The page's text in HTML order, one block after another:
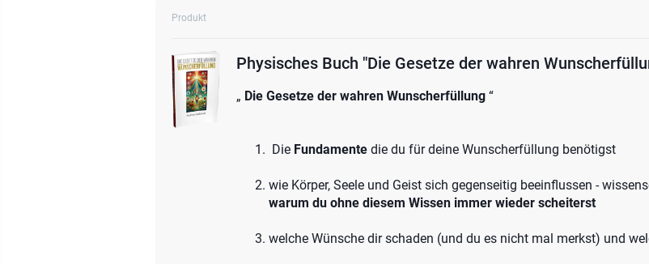
Produkt
Physisches Buch "Die Gesetze der wahren
„ Die Gesetze der wahren Wunscherfüllung “
Die Fundamente die du für deine Wunscherfüllung benötigst
wie Körper, Seele und Geist sich gegenseitig beeinflussen -
warum du ohne diesem Wissen immer wieder scheiterst
welche Wünsche dir schaden (und du es nicht mal merkst) und